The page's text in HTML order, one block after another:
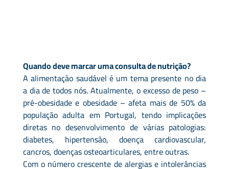
Quando deve marcar uma consulta de nutrição?
A alimentação saudável é um tema presente no dia
a dia de todos nós. Atualmente, o excesso de peso –
pré-obesidade e obesidade – afeta mais de 50% da
população adulta em Portugal, tendo implicações
diretas no desenvolvimento de várias patologias:
diabetes, hipertensão, doença cardiovascular,
cancros, doenças osteoarticulares, entre outras.
Com o número crescente de alergias e intolerâncias